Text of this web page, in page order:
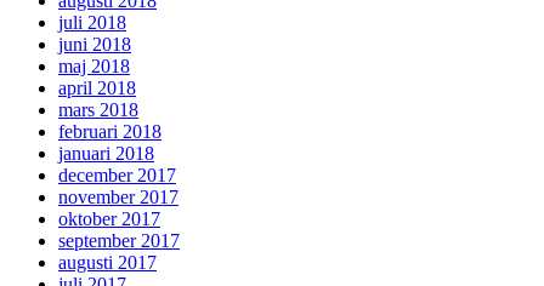
juli 2018
juni 2018
maj 2018
april 2018
mars 2018
februari 2018
januari 2018
december 2017
november 2017
oktober 2017
september 2017
augusti 2017